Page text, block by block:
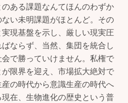
ある課題なんてほんのわずか
い未明課題がほとんど。その
現基盤を示し、厳しい現実圧
ならず、当然、集団を統合し
で勝っていけません。私権で
限界を迎え、市場拡大絶対で
の時代から意識生産の時代へ
在、生物進化の歴史という普